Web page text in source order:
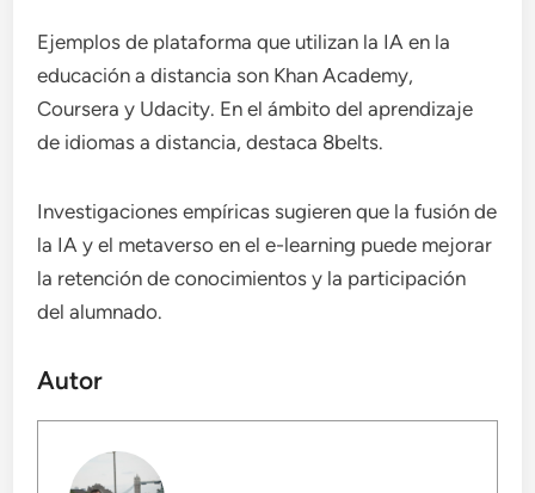
Ejemplos de plataforma que utilizan la IA en la
educación a distancia son Khan Academy,
Coursera y Udacity. En el ámbito del aprendizaje
de idiomas a distancia, destaca 8belts.
Investigaciones empíricas sugieren que la fusión de
la IA y el metaverso en el e-learning puede mejorar
la retención de conocimientos y la participación
del alumnado.
Autor